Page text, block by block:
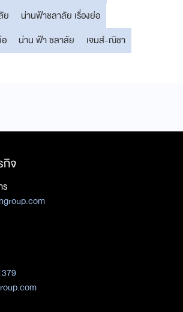
ย
น่านฟ้าชลาลัย เรื่องย่อ
น่าน ฟ้า ชลาลัย เจมส์-ณิชา
จ